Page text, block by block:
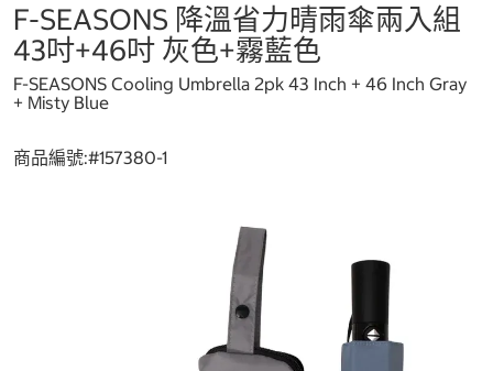
F-SEASONS 降溫省力晴雨傘兩入組
43吋+46吋 灰色+霧藍色
F-SEASONS Cooling Umbrella 2pk 43 Inch + 46 Inch Gray
+ Misty Blue
商品編號:#157380-1